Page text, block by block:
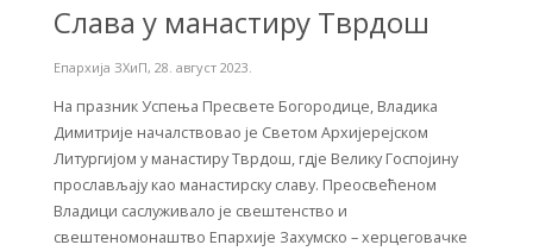
Слава у манастиру Тврдош
Епархија ЗХиП, 28. август 2023.
На празник Успења Пресвете Богородице, Владика
Димитрије началствовао је Светом Архијерејском
Литургијом у манастиру Тврдош, гдје Велику Госпојину
прослављају као манастирску славу. Преосвећеном
Владици саслуживало је свештенство и
свештеномонаштво Епархије Захумско – херцеговачке